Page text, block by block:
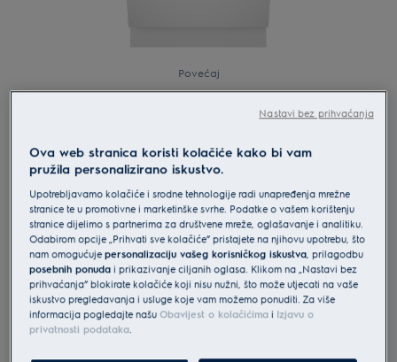
Povećaj
E62LC200S
Electrolux 600 perilica posuđa
(integrirana) s AirDry tehnologijom
3 (1)
Informacijski list proizvoda
Sigurnosne upute i sigurnosna upozorenja prema EU
regulativi 2023/988 navedeni su u poglavljima 1 i 2
korisničkog priručnika. Za sigurno korištenje proizvoda
Ova web stranica koristi kolačiće kako bi vam
pružila personalizirano iskustvo.
Upotrebljavamo kolačiće i srodne tehnologije radi unapređenja mrežne
stranice te u promotivne i marketinške svrhe. Podatke o vašem korištenju
stranice dijelimo s partnerima za društvene mreže, oglašavanje i analitiku.
Odabirom opcije „Prihvati sve kolačiće” pristajete na njihovu upotrebu, što
nam omogućujepersonalizaciju vašeg korisničkog iskustva, prilagodbu
posebnih ponuda i prikazivanje ciljanih oglasa. Klikom na „Nastavi bez
prihvaćanja” blokirate kolačiće koji nisu nužni, što može utjecati na vaše
iskustvo pregledavanja i usluge koje vam možemo ponuditi. Za više
informacija pogledajte našuObavijest o kolačićima i Izjavu o
privatnosti podataka.
Nastavi bez prihvaćanja